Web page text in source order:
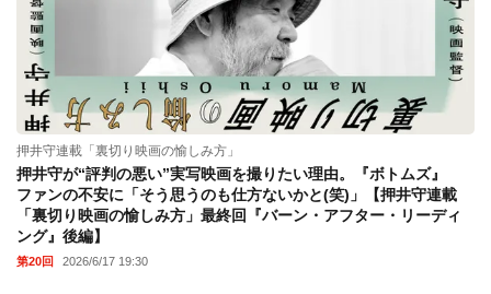
押井守連載「裏切り映画の愉しみ方」
押井守が“評判の悪い”実写映画を撮りたい理由。『ボトムズ』
ファンの不安に「そう思うのも仕方ないかと(笑)」【押井守連載
「裏切り映画の愉しみ方」最終回『バーン・アフター・リーディ
ング』後編】
第20回 2026/6/17 19:30